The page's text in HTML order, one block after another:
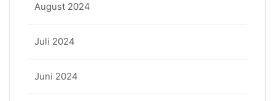
August 2024
Juli 2024
Juni 2024